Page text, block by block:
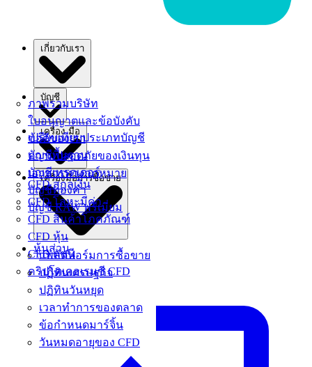
เกี่ยวกับเรา
ภาพรวมบริษัท
ใบอนุญาตและข้อบังคับ
ข้อดีของเรา
ความปลอดภัยของเงินทุน
เอกสารทางกฎหมาย
บัญชี
เปรียบเทียบประเภทบัญชี
บัญชีพื้นฐาน
บัญชีเทรดเดอร์
บัญชีทองคํา
บัญชี RAW พรีเมี่ยม
เครื่อง มือ
CFD สกุลเงิน
CFD โลหะมีค่า
CFD สินค้าโภคภัณฑ์
CFD หุ้น
CFD ดัชนี
คริปโตเคอเรนซี CFD
เครื่องมือการซื้อขาย
แพลตฟอร์มการซื้อขาย
ปฏิทินเศรษฐกิจ
ปฏิทินวันหยุด
เวลาทําการของตลาด
ข้อกําหนดมาร์จิ้น
วันหมดอายุของ CFD
หุ้นส่วน